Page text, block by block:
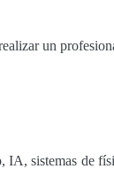
un
IA, sistemas de